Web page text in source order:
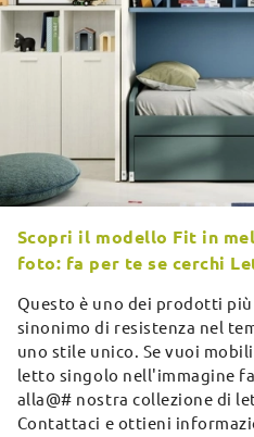
Scopri il modello Fit in
foto: fa per te se cerchi
Questo è uno dei prodotti
sinonimo di resistenza nel
uno stile unico. Se vuoi
letto singolo nell'immagine
alla@# nostra collezione di
Contattaci e ottieni